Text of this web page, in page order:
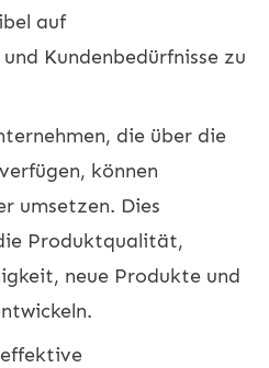
auf
Kundenbedürfnisse zu
die über die
können
umsetzen. Dies
Produktqualität,
neue Produkte und